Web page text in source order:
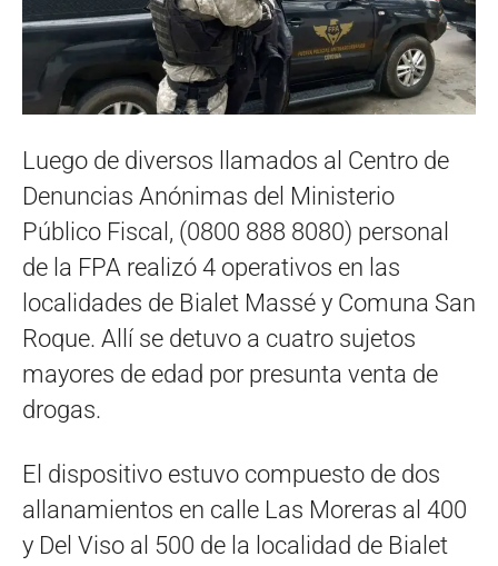
Luego de diversos llamados al Centro de
Denuncias Anónimas del Ministerio
Público Fiscal, (0800 888 8080) personal
de la FPA realizó 4 operativos en las
localidades de Bialet Massé y Comuna San
Roque. Allí se detuvo a cuatro sujetos
mayores de edad por presunta venta de
drogas.
El dispositivo estuvo compuesto de dos
allanamientos en calle Las Moreras al 400
y Del Viso al 500 de la localidad de Bialet